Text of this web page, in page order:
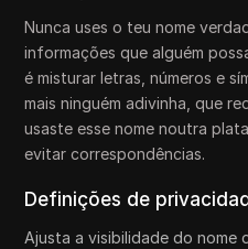
Nunca uses o teu nome
informações que alguém
é misturar letras, números e
mais ninguém adivinha, que
usaste esse nome noutra
evitar correspondências.
Definições de
Ajusta a visibilidade do nome